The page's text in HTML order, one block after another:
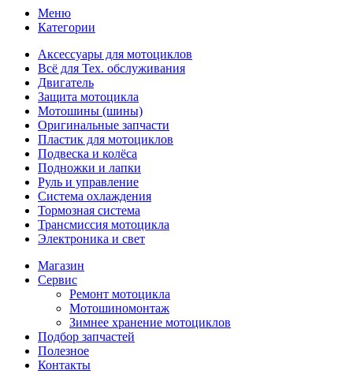
Меню
Категории
Аксессуары для мотоциклов
Всё для Тех. обслуживания
Двигатель
Защита мотоцикла
Мотошины (шины)
Оригинальные запчасти
Пластик для мотоциклов
Подвеска и колёса
Подножки и лапки
Руль и управление
Система охлаждения
Тормозная система
Трансмиссия мотоцикла
Электроника и свет
Магазин
Сервис
Ремонт мотоцикла
Мотошиномонтаж
Зимнее хранение мотоциклов
Подбор запчастей
Полезное
Контакты